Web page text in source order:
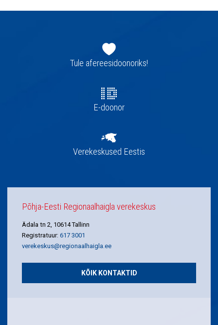
navigatsioonTule afereesidoonoriks!
E-doonor
Verekeskused Eestis
Põhja-Eesti Regionaalhaigla verekeskus
Ädala tn 2, 10614 Tallinn
Registratuur: 617 3001
verekeskus@regionaalhaigla.ee
KÕIK KONTAKTID